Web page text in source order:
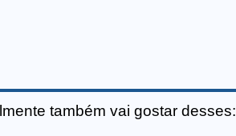
também vai gostar desses: